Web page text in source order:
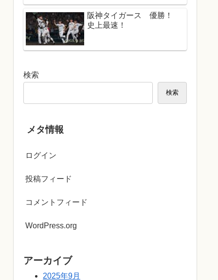
阪神タイガース 優勝！
史上最速！
検索
検索
メタ情報
ログイン
投稿フィード
コメントフィード
WordPress.org
アーカイブ
2025年9月